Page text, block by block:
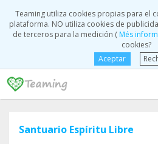
Teaming utiliza cookies propias para el
plataforma. NO utiliza cookies de
de terceros para la medición (Més
cookies?
Aceptar
Santuario Espíritu Libre